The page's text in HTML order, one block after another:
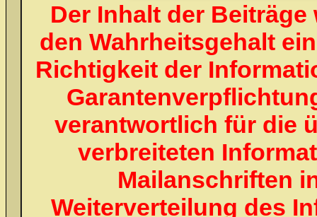
Der Inhalt der
den Wahrheitsgehalt
Richtigkeit der
verantwortlich für die
verbreiteten
Mailanschriften
Weiterverteilung des